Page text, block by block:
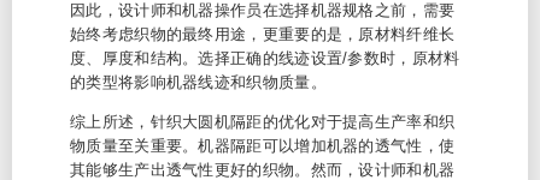
因此，设计师和机器操作员在选择机器规格之前，需要
始终考虑织物的最终用途，更重要的是，原材料纤维长
度、厚度和结构。选择正确的线迹设置/参数时，原材料
的类型将影响机器线迹和织物质量。
综上所述，针织大圆机隔距的优化对于提高生产率和织
物质量至关重要。机器隔距可以增加机器的透气性，使
其能够生产出透气性更好的织物。然而，设计师和机器